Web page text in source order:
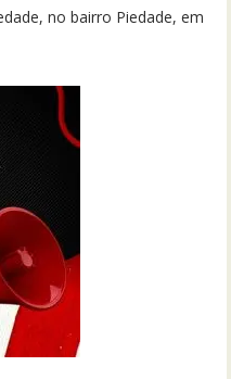
no bairro Piedade, em